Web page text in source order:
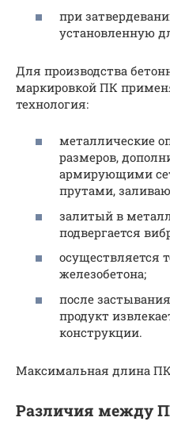
при
установленную
Для производства
маркировкой ПК
технология:
металлические
размеров,
армирующими
прутами,
залитый в
подвергается
осуществляется
железобетона;
после
продукт
конструкции.
Максимальная длина ПК
Различия между